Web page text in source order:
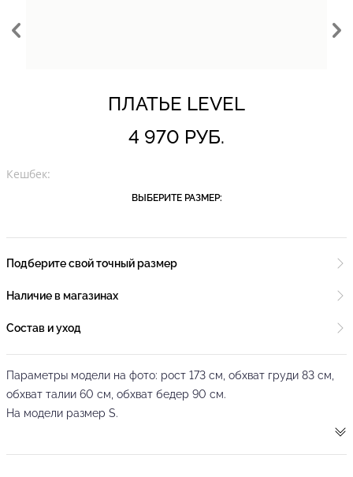
ПЛАТЬЕ LEVEL
4 970 РУБ.
Кешбек:
ВЫБЕРИТЕ РАЗМЕР:
Подберите свой точный размер
Наличие в магазинах
Состав и уход
Параметры модели на фото: рост 173 см, обхват груди 83 см,
обхват талии 60 см, обхват бедер 90 см.
На модели размер S.